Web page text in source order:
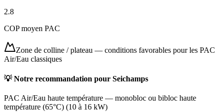
2.8
COP moyen PAC
Zone de colline / plateau — conditions favorables pour les PAC
Air/Eau classiques
💡 Notre recommandation pour Seichamps
PAC Air/Eau haute température — monobloc ou bibloc haute
température (65°C) (10 à 16 kW)